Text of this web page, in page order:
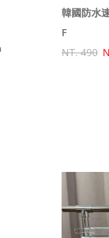
韓國防水
F
NT. 490